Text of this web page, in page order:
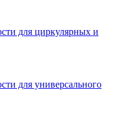
для циркулярных и
для универсального